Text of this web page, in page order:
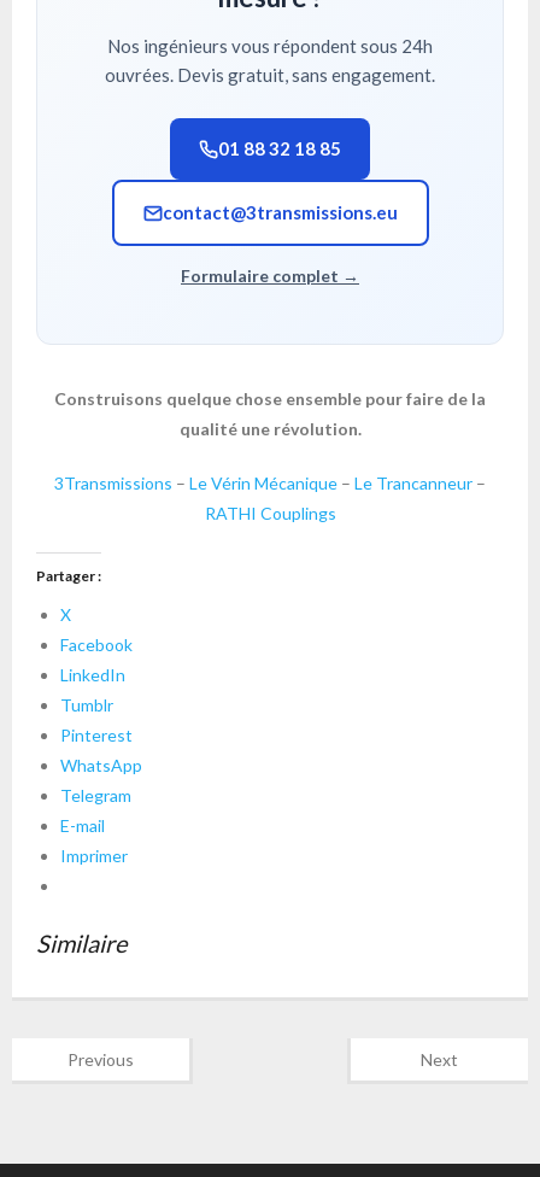
Nos ingénieurs vous répondent sous 24h
ouvrées. Devis gratuit, sans engagement.
01 88 32 18 85
contact@3transmissions.eu
Formulaire complet →
Construisons quelque chose ensemble pour faire de la
qualité une révolution.
3Transmissions – Le Vérin Mécanique – Le Trancanneur –
RATHI Couplings
Partager :
X
Facebook
LinkedIn
Tumblr
Pinterest
WhatsApp
Telegram
E-mail
Imprimer
Similaire
Previous Next